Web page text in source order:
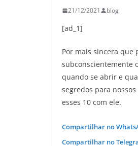
21/12/2021 blog
[ad_1]
Por mais sincera que
subconscientemente
quando se abrir e
segredos para
esses 10 com ele.
Compartilhar no
Compartilhar no